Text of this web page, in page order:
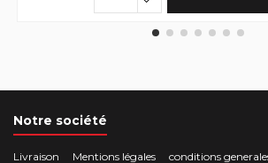
Notre société
Livraison Mentions légales conditions